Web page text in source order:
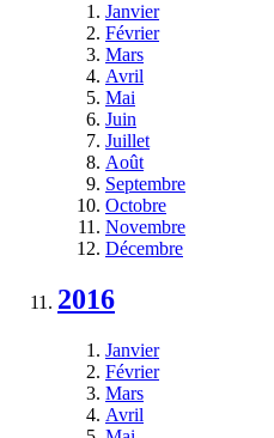
Janvier
Février
Mars
Avril
Mai
Juin
Juillet
Août
Septembre
Octobre
Novembre
Décembre
2016
Janvier
Février
Mars
Avril